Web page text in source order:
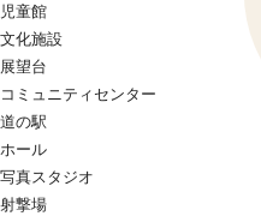
児童館
文化施設
展望台
コミュニティセンター
道の駅
ホール
写真スタジオ
射撃場